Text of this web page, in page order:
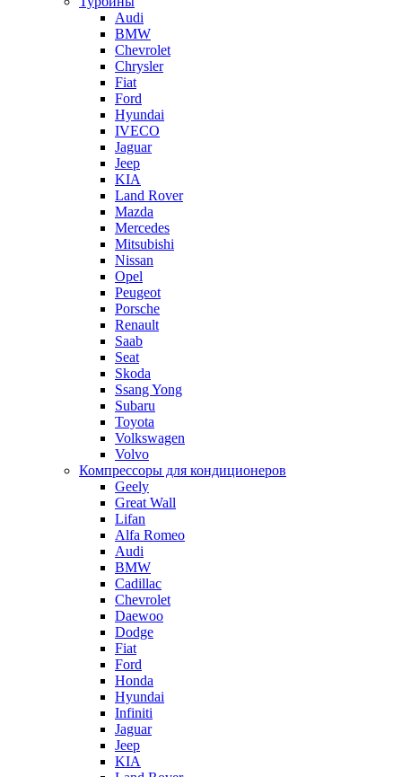
Audi
BMW
Chevrolet
Chrysler
Fiat
Ford
Hyundai
IVECO
Jaguar
Jeep
KIA
Land Rover
Mazda
Mercedes
Mitsubishi
Nissan
Opel
Peugeot
Porsche
Renault
Saab
Seat
Skoda
Ssang Yong
Subaru
Toyota
Volkswagen
Volvo
Компрессоры для кондиционеров
Geely
Great Wall
Lifan
Alfa Romeo
Audi
BMW
Cadillac
Chevrolet
Daewoo
Dodge
Fiat
Ford
Honda
Hyundai
Infiniti
Jaguar
Jeep
KIA